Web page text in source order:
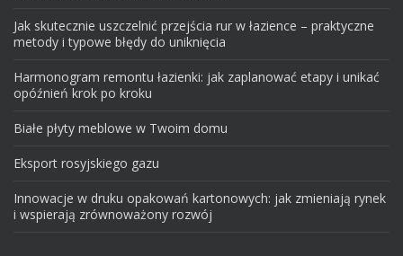
Jak skutecznie uszczelnić przejścia rur w łazience – praktyczne
metody i typowe błędy do uniknięcia
Harmonogram remontu łazienki: jak zaplanować etapy i unikać
opóźnień krok po kroku
Białe płyty meblowe w Twoim domu
Eksport rosyjskiego gazu
Innowacje w druku opakowań kartonowych: jak zmieniają rynek
i wspierają zrównoważony rozwój